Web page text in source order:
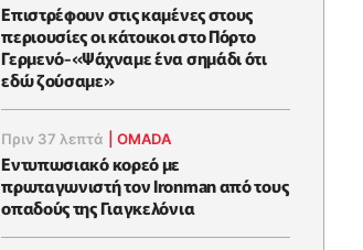
Επιστρέφουν στις καμένες στους
περιουσίες οι κάτοικοι στο Πόρτο
Γερμενό-«Ψάχναμε ένα σημάδι ότι
εδώ ζούσαμε»
Πριν 37 λεπτά |OMADA
Εντυπωσιακό κορεό με
πρωταγωνιστή τον Ironman από τους
οπαδούς της Γιαγκελόνια